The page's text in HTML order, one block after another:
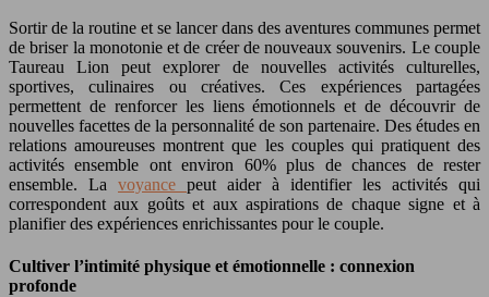
Sortir de la routine et se lancer dans des aventures communes permet
de briser la monotonie et de créer de nouveaux souvenirs. Le couple
Taureau Lion peut explorer de nouvelles activités culturelles,
sportives, culinaires ou créatives. Ces expériences partagées
permettent de renforcer les liens émotionnels et de découvrir de
nouvelles facettes de la personnalité de son partenaire. Des études en
relations amoureuses montrent que les couples qui pratiquent des
activités ensemble ont environ 60% plus de chances de rester
ensemble. La voyance peut aider à identifier les activités qui
correspondent aux goûts et aux aspirations de chaque signe et à
planifier des expériences enrichissantes pour le couple.
Cultiver l’intimité physique et émotionnelle : connexion
profonde